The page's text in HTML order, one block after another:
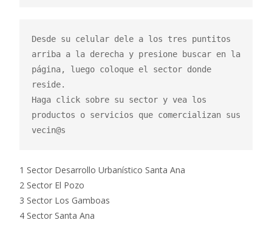
Desde su celular dele a los tres puntitos
arriba a la derecha y presione buscar en la
página, luego coloque el sector donde
reside.
Haga click sobre su sector y vea los
productos o servicios que comercializan sus
vecin@s
1 Sector Desarrollo Urbanístico Santa Ana
2 Sector El Pozo
3 Sector Los Gamboas
4 Sector Santa Ana